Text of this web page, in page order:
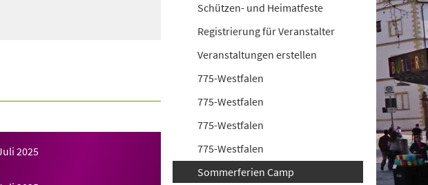
2025
Schützen- und Heimatfeste
Registrierung für Veranstalter
Veranstaltungen erstellen
775-Westfalen
775-Westfalen
775-Westfalen
775-Westfalen
Sommerferien Camp